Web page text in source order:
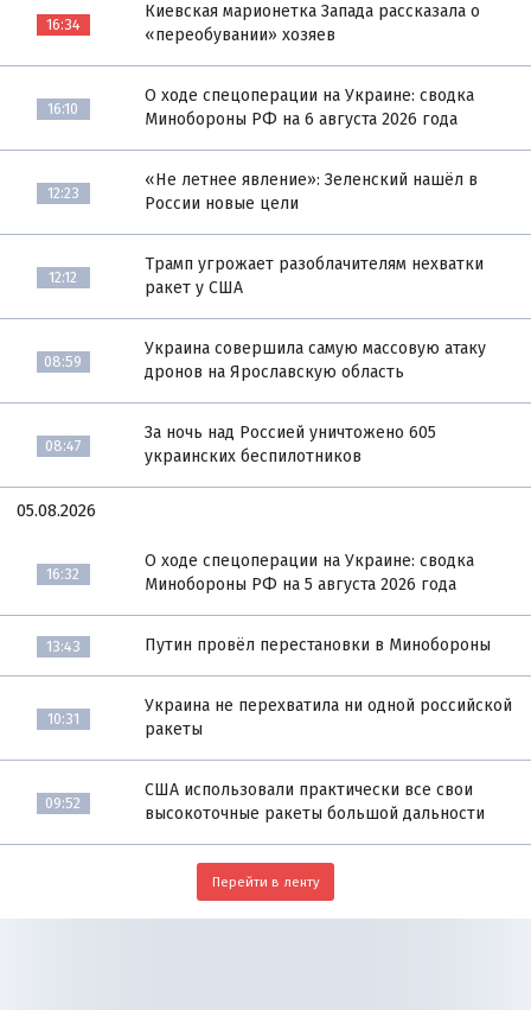
16:34
Киевская марионетка Запада рассказала о
«переобувании» хозяев
16:10
О ходе спецоперации на Украине: сводка
Минобороны РФ на 6 августа 2026 года
12:23
«Не летнее явление»: Зеленский нашёл в
России новые цели
12:12
Трамп угрожает разоблачителям нехватки
ракет у США
08:59
Украина совершила самую массовую атаку
дронов на Ярославскую область
08:47
За ночь над Россией уничтожено 605
украинских беспилотников
05.08.2026
16:32
О ходе спецоперации на Украине: сводка
Минобороны РФ на 5 августа 2026 года
13:43 Путин провёл перестановки в Минобороны
10:31
Украина не перехватила ни одной российской
ракеты
09:52
США использовали практически все свои
высокоточные ракеты большой дальности
Перейти в ленту